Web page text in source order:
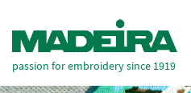
passion for embroidery since 1919